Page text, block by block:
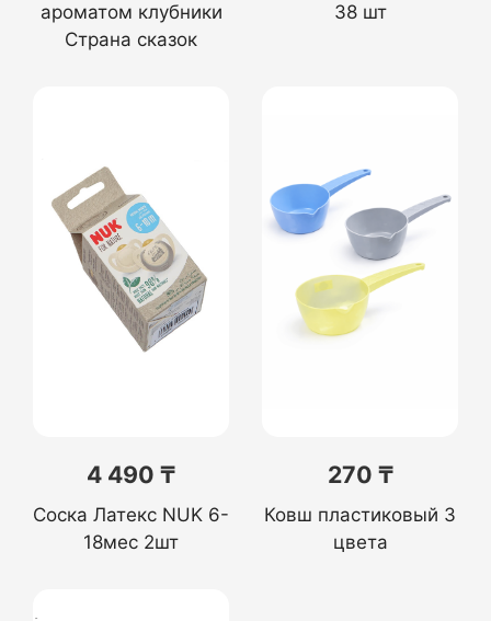
ароматом клубники
Страна сказок
38 шт
4 490 ₸
Соска Латекс NUK 6-
18мес 2шт
270 ₸
Ковш пластиковый 3
цвета